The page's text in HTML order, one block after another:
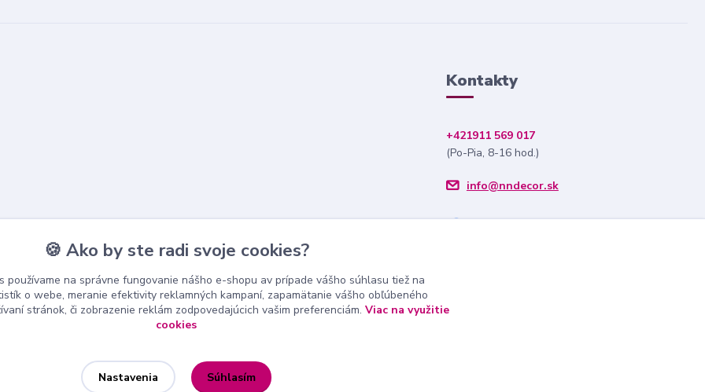
Kontakty
+421911 569 017
(Po-Pia, 8-16 hod.)
info@nndecor.sk
🍪 Ako by ste radi svoje cookies?
používame na správne fungovanie nášho e-shopu av prípade vášho súhlasu tiež na
o webe, meranie efektivity reklamných kampaní, zapamätanie vášho obľúbeného
stránok, či zobrazenie reklám zodpovedajúcich vašim preferenciám. Viac na využitie
cookies
Nastavenia Súhlasím